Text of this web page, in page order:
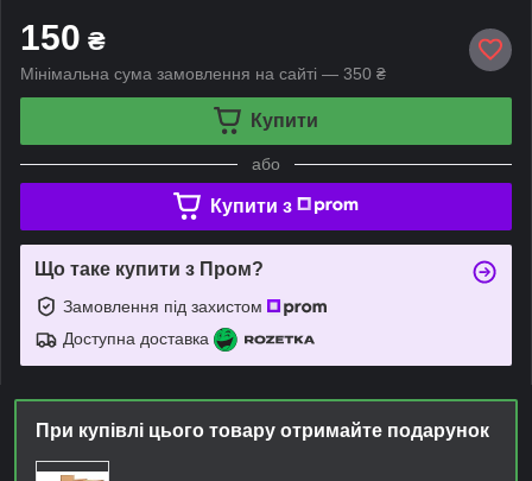
150 ₴
Мінімальна сума замовлення на сайті — 350 ₴
Купити
або
Купити з
Що таке купити з Пром?
Замовлення під захистом
Доступна доставка
При купівлі цього товару отримайте подарунок